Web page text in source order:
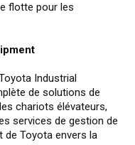
flotte pour les
Industrial
de solutions de
chariots élévateurs,
services de gestion de
de Toyota envers la